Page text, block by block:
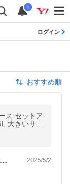
i
ログイン
おすすめ順
ス セットア
大きいサイ
急なお泊まりの話があって慌ててこちらを… 2025/5/2